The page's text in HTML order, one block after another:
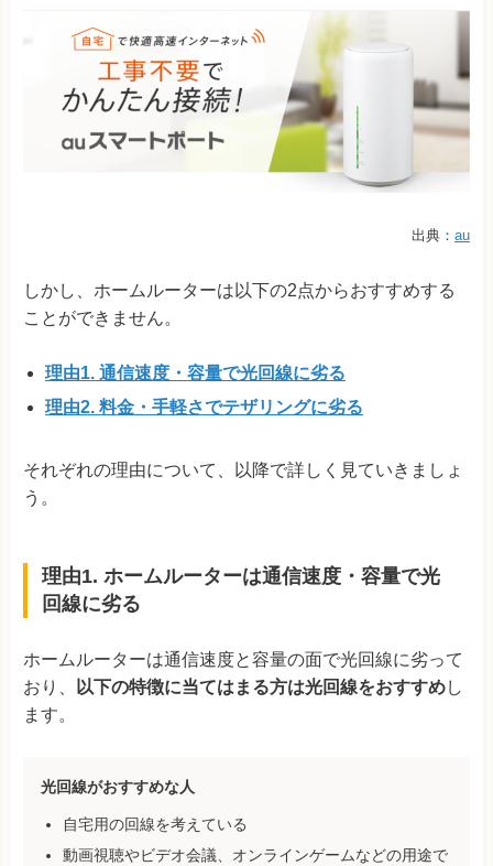
出典： au
しかし、ホームルーターは以下の2点からおすすめする
ことができません。
理由1. 通信速度・容量で光回線に劣る
理由2. 料金・手軽さでテザリングに劣る
それぞれの理由について、以降で詳しく見ていきましょ
う。
理由1. ホームルーターは通信速度・容量で光
回線に劣る
ホームルーターは通信速度と容量の面で光回線に劣って
おり、 以下の特徴に当てはまる方は光回線をおすすめし
ます。
光回線がおすすめな人
自宅用の回線を考えている
動画視聴やビデオ会議、オンラインゲームなどの用途で